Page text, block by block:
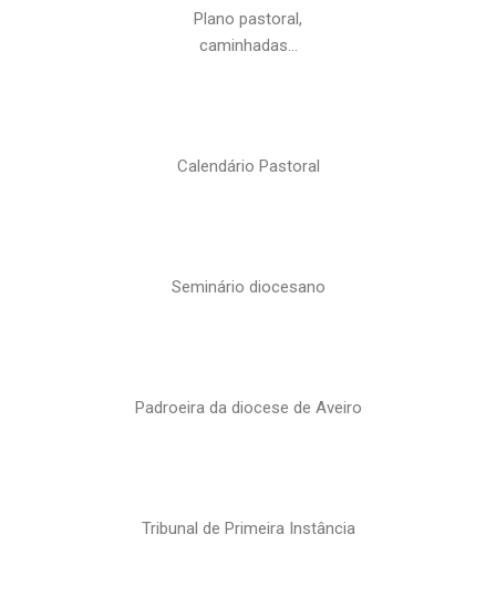
Plano pastoral,
caminhadas…
Calendário Pastoral
Seminário diocesano
Padroeira da diocese de Aveiro
Tribunal de Primeira Instância